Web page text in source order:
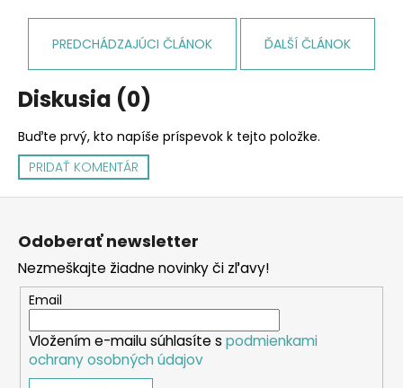
PREDCHÁDZAJÚCI ČLÁNOK ĎALŠÍ ČLÁNOK
Diskusia (0)
Buďte prvý, kto napíše príspevok k tejto položke.
PRIDAŤ KOMENTÁR
Odoberať newsletter
Nezmeškajte žiadne novinky či zľavy!
Email
Vložením e-mailu súhlasíte s podmienkami
ochrany osobných údajov